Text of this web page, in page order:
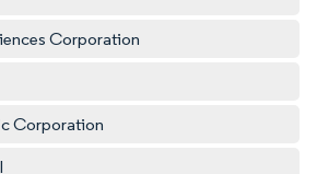
Corporation
Corporation